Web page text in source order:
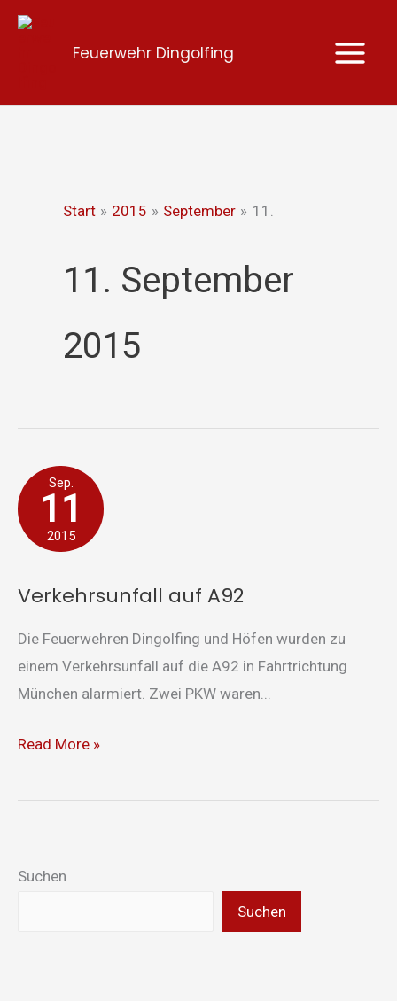
Zum
Feuerwehr Dingolfing
Start 2015 September 11.
11. September
2015
Sep.
11
2015
Verkehrsunfall auf A92
Die Feuerwehren Dingolfing und Höfen wurden zu
einem Verkehrsunfall auf die A92 in Fahrtrichtung
München alarmiert. Zwei PKW waren...
Verkehrsunfall
auf
A92
Read More »
Suchen
Suchen